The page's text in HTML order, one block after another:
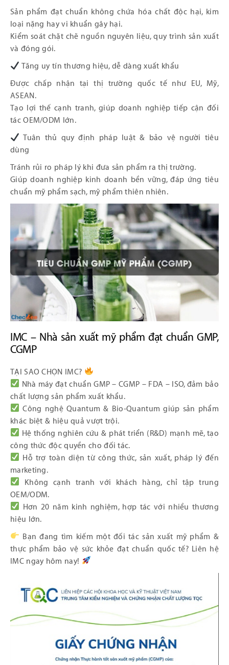
Sản phẩm đạt chuẩn không chứa hóa chất độc hại, kim
loại nặng hay vi khuẩn gây hại.
Kiểm soát chặt chẽ nguồn nguyên liệu, quy trình sản xuất
và đóng gói.
Tăng uy tín thương hiệu, dễ dàng xuất khẩu
Được chấp nhận tại thị trường quốc tế như EU, Mỹ,
ASEAN.
Tạo lợi thế cạnh tranh, giúp doanh nghiệp tiếp cận đối
tác OEM/ODM lớn.
Tuân thủ quy định pháp luật & bảo vệ người tiêu
dùng
Tránh rủi ro pháp lý khi đưa sản phẩm ra thị trường.
Giúp doanh nghiệp kinh doanh bền vững, đáp ứng tiêu
chuẩn mỹ phẩm sạch, mỹ phẩm thiên nhiên.
IMC – Nhà sản xuất mỹ phẩm đạt chuẩn GMP,
CGMP
TẠI SAO CHỌN IMC?
Nhà máy đạt chuẩn GMP – CGMP – FDA – ISO, đảm bảo
chất lượng sản phẩm xuất khẩu.
Công nghệ Quantum & Bio-Quantum giúp sản phẩm
khác biệt & hiệu quả vượt trội.
Hệ thống nghiên cứu & phát triển (R&D) mạnh mẽ, tạo
công thức độc quyền cho đối tác.
Hỗ trợ toàn diện từ công thức, sản xuất, pháp lý đến
marketing.
Không cạnh tranh với khách hàng, chỉ tập trung
OEM/ODM.
Hơn 20 năm kinh nghiệm, hợp tác với nhiều thương
hiệu lớn.
Bạn đang tìm kiếm một đối tác sản xuất mỹ phẩm &
thực phẩm bảo vệ sức khỏe đạt chuẩn quốc tế? Liên hệ
IMC ngay hôm nay!